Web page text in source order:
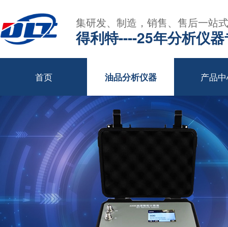
集研发、制造，销售、售后一站
得利特----25年分析仪
首页 油品分析仪器 产品